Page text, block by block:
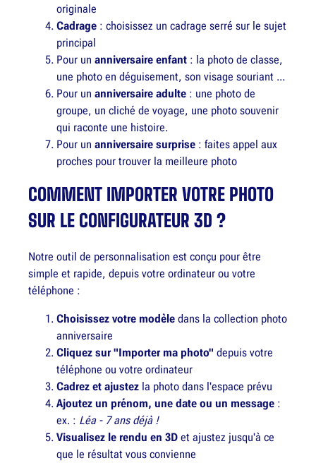
originale
Cadrage : choisissez un cadrage serré sur le sujet
principal
Pour un anniversaire enfant : la photo de classe,
une photo en déguisement, son visage souriant ...
Pour un anniversaire adulte : une photo de
groupe, un cliché de voyage, une photo souvenir
qui raconte une histoire.
Pour un anniversaire surprise : faites appel aux
proches pour trouver la meilleure photo
COMMENT IMPORTER VOTRE PHOTO
SUR LE CONFIGURATEUR 3D ?
Notre outil de personnalisation est conçu pour être
simple et rapide, depuis votre ordinateur ou votre
téléphone :
Choisissez votre modèle dans la collection photo
anniversaire
Cliquez sur "Importer ma photo" depuis votre
téléphone ou votre ordinateur
Cadrez et ajustez la photo dans l'espace prévu
Ajoutez un prénom, une date ou un message :
ex. : Léa - 7 ans déjà !
Visualisez le rendu en 3D et ajustez jusqu'à ce
que le résultat vous convienne